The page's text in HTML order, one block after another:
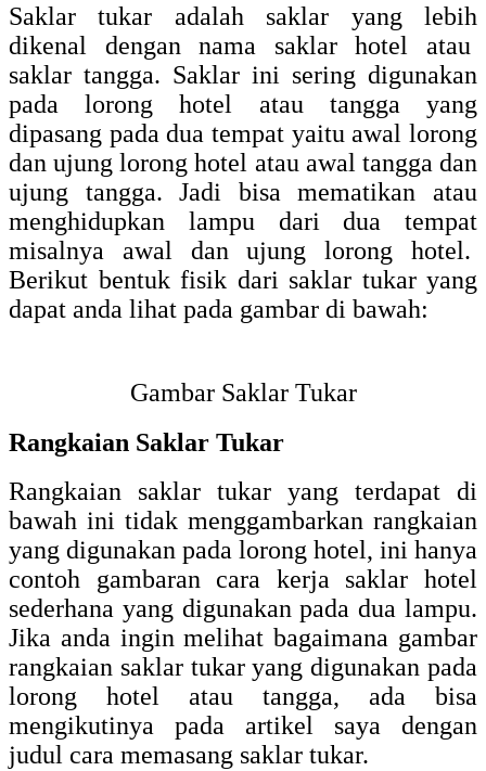
Saklar tukar adalah saklar yang lebih
dikenal dengan nama saklar hotel atau
saklar tangga. Saklar ini sering digunakan
pada lorong hotel atau tangga yang
dipasang pada dua tempat yaitu awal lorong
dan ujung lorong hotel atau awal tangga dan
ujung tangga. Jadi bisa mematikan atau
menghidupkan lampu dari dua tempat
misalnya awal dan ujung lorong hotel.
Berikut bentuk fisik dari saklar tukar yang
dapat anda lihat pada gambar di bawah:
Gambar Saklar Tukar
Rangkaian Saklar Tukar
Rangkaian saklar tukar yang terdapat di
bawah ini tidak menggambarkan rangkaian
yang digunakan pada lorong hotel, ini hanya
contoh gambaran cara kerja saklar hotel
sederhana yang digunakan pada dua lampu.
Jika anda ingin melihat bagaimana gambar
rangkaian saklar tukar yang digunakan pada
lorong hotel atau tangga, ada bisa
mengikutinya pada artikel saya dengan
judul cara memasang saklar tukar.